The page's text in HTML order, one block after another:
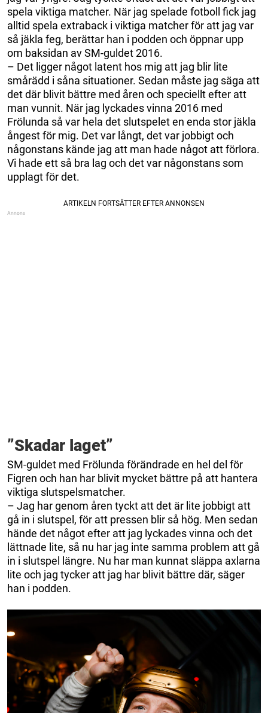
spela viktiga matcher. När jag spelade fotboll fick jag
alltid spela extraback i viktiga matcher för att jag var
så jäkla feg, berättar han i podden och öppnar upp
om baksidan av SM-guldet 2016.
– Det ligger något latent hos mig att jag blir lite
smårädd i såna situationer. Sedan måste jag säga att
det där blivit bättre med åren och speciellt efter att
man vunnit. När jag lyckades vinna 2016 med
Frölunda så var hela det slutspelet en enda stor jäkla
ångest för mig. Det var långt, det var jobbigt och
någonstans kände jag att man hade något att förlora.
Vi hade ett så bra lag och det var någonstans som
upplagt för det.
”Skadar laget”
SM-guldet med Frölunda förändrade en hel del för
Figren och han har blivit mycket bättre på att hantera
viktiga slutspelsmatcher.
– Jag har genom åren tyckt att det är lite jobbigt att
gå in i slutspel, för att pressen blir så hög. Men sedan
hände det något efter att jag lyckades vinna och det
lättnade lite, så nu har jag inte samma problem att gå
in i slutspel längre. Nu har man kunnat släppa axlarna
lite och jag tycker att jag har blivit bättre där, säger
han i podden.